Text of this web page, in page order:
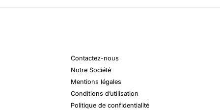
Contactez-nous
Notre Société
Mentions légales
Conditions d’utilisation
Politique de confidentialité